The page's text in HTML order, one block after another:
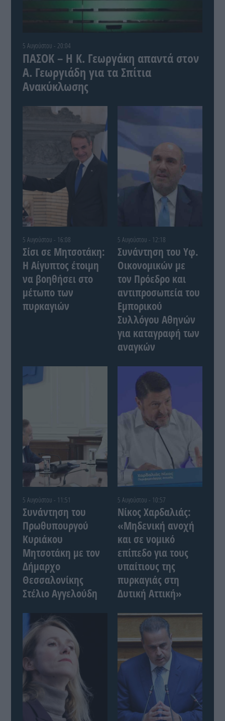
5 Αυγούστου - 20:04
ΠΑΣΟΚ – Η Κ. Γεωργάκη απαντά στον
Α. Γεωργιάδη για τα Σπίτια
Ανακύκλωσης
5 Αυγούστου - 16:08
Σίσι σε Μητσοτάκη:
Η Αίγυπτος έτοιμη
να βοηθήσει στο
μέτωπο των
πυρκαγιών
5 Αυγούστου - 12:18
Συνάντηση του Yφ.
Οικονομικών με
τον Πρόεδρο και
αντιπροσωπεία του
Εμπορικού
Συλλόγου Αθηνών
για καταγραφή των
αναγκών
5 Αυγούστου - 11:51
Συνάντηση του
Πρωθυπουργού
Κυριάκου
Μητσοτάκη με τον
Δήμαρχο
Θεσσαλονίκης
Στέλιο Αγγελούδη
5 Αυγούστου - 10:57
Νίκος Χαρδαλιάς:
«Μηδενική ανοχή
και σε νομικό
επίπεδο για τους
υπαίτιους της
πυρκαγιάς στη
Δυτική Αττική»